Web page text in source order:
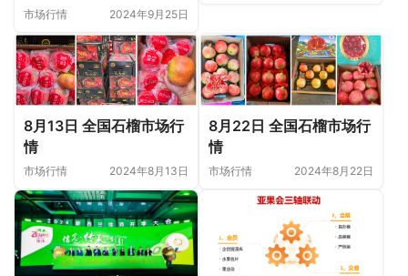
市场行情 2024年9月25日
8月13日 全国石榴市场行
情
市场行情 2024年8月13日
8月22日 全国石榴市场行
情
市场行情 2024年8月22日